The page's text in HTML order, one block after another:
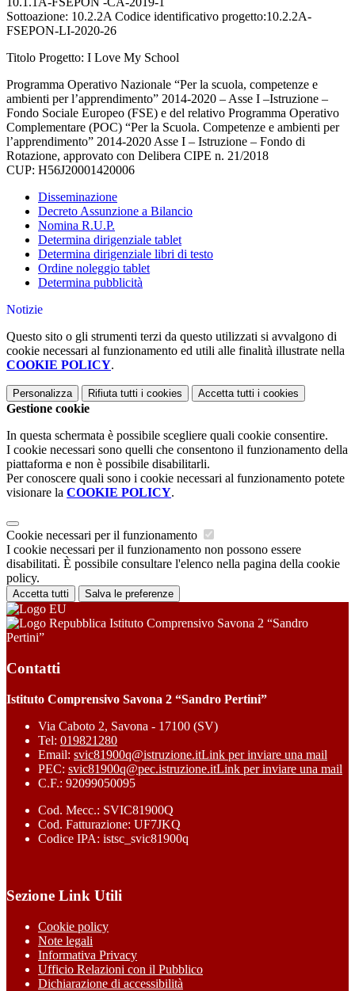
Sottoazione: 10.2.2A Codice identificativo progetto:10.2.2A-
FSEPON-LI-2020-26
Titolo Progetto: I Love My School
Programma Operativo Nazionale “Per la scuola, competenze e
ambienti per l’apprendimento” 2014-2020 – Asse I –Istruzione –
Fondo Sociale Europeo (FSE) e del relativo Programma Operativo
Complementare (POC) “Per la Scuola. Competenze e ambienti per
l’apprendimento” 2014-2020 Asse I – Istruzione – Fondo di
Rotazione, approvato con Delibera CIPE n. 21/2018
CUP: H56J20001420006
Disseminazione
Decreto Assunzione a Bilancio
Nomina R.U.P.
Determina dirigenziale tablet
Determina dirigenziale libri di testo
Ordine noleggio tablet
Determina pubblicità
Notizie
Questo sito o gli strumenti terzi da questo utilizzati si avvalgono di
cookie necessari al funzionamento ed utili alle finalità illustrate nella
COOKIE POLICY.
Personalizza Rifiuta tutti i cookies Accetta tutti i cookies
Gestione cookie
In questa schermata è possibile scegliere quali cookie consentire.
I cookie necessari sono quelli che consentono il funzionamento della
piattaforma e non è possibile disabilitarli.
Per conoscere quali sono i cookie necessari al funzionamento potete
visionare la COOKIE POLICY.
Cookie necessari per il funzionamento
I cookie necessari per il funzionamento non possono essere
disabilitati. È possibile consultare l'elenco nella pagina della cookie
policy.
Accetta tutti Salva le preferenze
Istituto Comprensivo Savona 2 “Sandro
Pertini”
Contatti
Istituto Comprensivo Savona 2 “Sandro Pertini”
Via Caboto 2, Savona - 17100 (SV)
Tel: 019821280
Email: svic81900q@istruzione.itLink per inviare una mail
PEC: svic81900q@pec.istruzione.itLink per inviare una mail
C.F.: 92099050095
Cod. Mecc.: SVIC81900Q
Cod. Fatturazione: UF7JKQ
Codice IPA: istsc_svic81900q
Sezione Link Utili
Cookie policy
Note legali
Informativa Privacy
Ufficio Relazioni con il Pubblico
Dichiarazione di accessibilità